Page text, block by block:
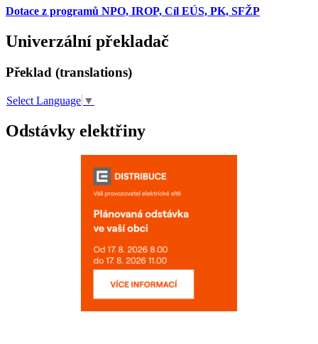
Dotace z programů NPO, IROP, Cíl EÚS, PK, SFŽP
Univerzální překladač
Překlad (translations)
Select Language ▼
Odstávky elektřiny